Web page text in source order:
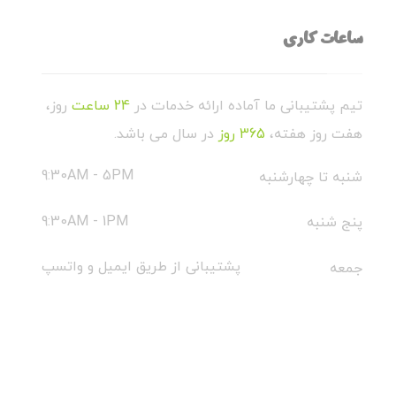
ساعات کاری
تیم پشتیبانی ما آماده ارائه خدمات در24 ساعت
روز،
هفت روز هفته، 365 روز در سال می باشد.
شنبه تا چهارشنبه 9:30AM - 5PM
پنج شنبه 9:30AM - 1PM
جمعه پشتیبانی از طریق ایمیل و واتسپ